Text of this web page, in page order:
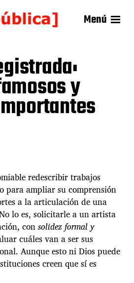
Menú
y
redescribir trabajos
para ampliar su comprensión
a la articulación de una
lo es, solicitarle a un artista
consolidez formal y
cuáles van a ser sus
Aunque esto ni Dios puede
creen que sí es